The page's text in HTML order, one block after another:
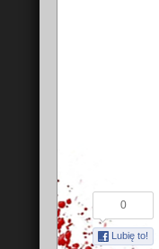
0
Lubię to!